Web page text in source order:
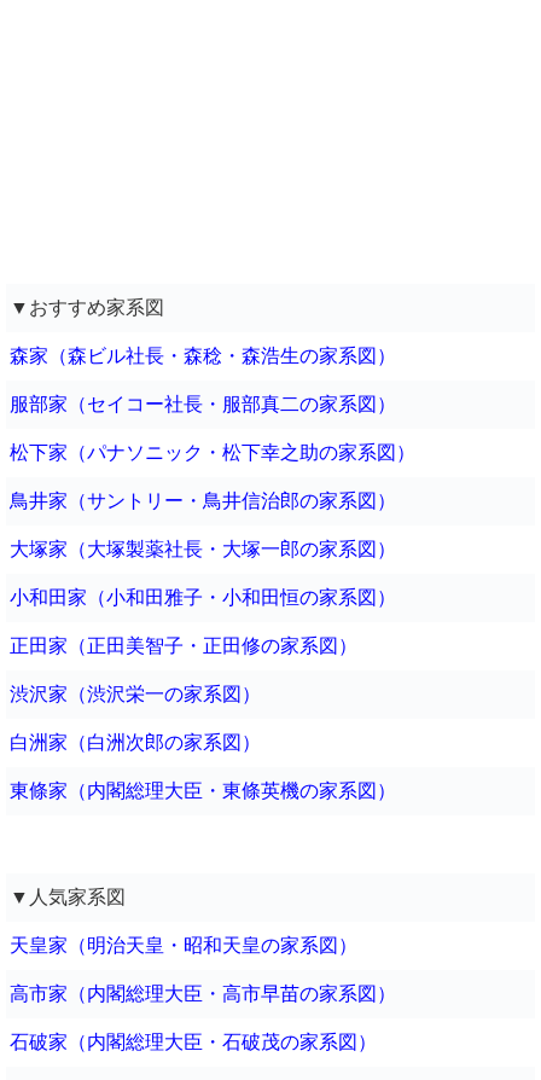
▼おすすめ家系図
森家（森ビル社長・森稔・森浩生の家系図）
服部家（セイコー社長・服部真二の家系図）
松下家（パナソニック・松下幸之助の家系図）
鳥井家（サントリー・鳥井信治郎の家系図）
大塚家（大塚製薬社長・大塚一郎の家系図）
小和田家（小和田雅子・小和田恒の家系図）
正田家（正田美智子・正田修の家系図）
渋沢家（渋沢栄一の家系図）
白洲家（白洲次郎の家系図）
東條家（内閣総理大臣・東條英機の家系図）
▼人気家系図
天皇家（明治天皇・昭和天皇の家系図）
高市家（内閣総理大臣・高市早苗の家系図）
石破家（内閣総理大臣・石破茂の家系図）